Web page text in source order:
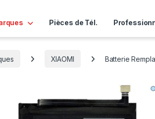
Pièces de Tél.
XIAOMI Batterie